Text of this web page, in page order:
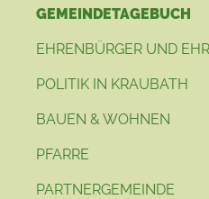
GEMEINDETAGEBUCH
EHRENBÜRGER UND
POLITIK IN KRAUBATH
BAUEN & WOHNEN
PFARRE
PARTNERGEMEINDE